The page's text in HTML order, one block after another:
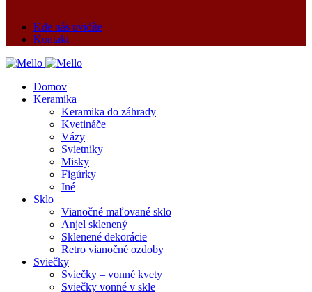
Kde nás uvidíte
Kontakt
Domov
Keramika
Keramika do záhrady
Kvetináče
Vázy
Svietniky
Misky
Figúrky
Iné
Sklo
Vianočné maľované sklo
Anjel sklenený
Sklenené dekorácie
Retro vianočné ozdoby
Sviečky
Sviečky – vonné kvety
Sviečky vonné v skle